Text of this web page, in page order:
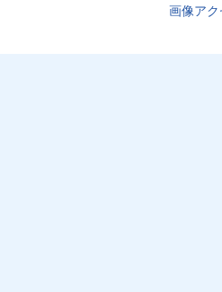
画像ア